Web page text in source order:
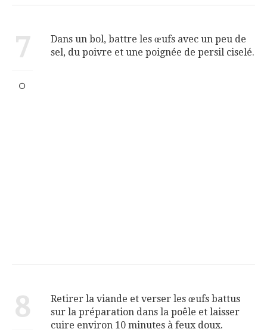
7
Dans un bol, battre les œufs avec un peu de
sel, du poivre et une poignée de persil ciselé.
8
Retirer la viande et verser les œufs battus
sur la préparation dans la poêle et laisser
cuire environ 10 minutes à feux doux.